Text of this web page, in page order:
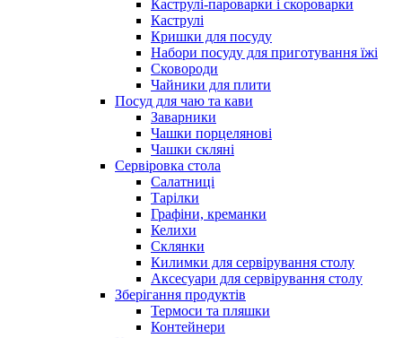
Каструлі-пароварки і скороварки
Каструлі
Кришки для посуду
Набори посуду для приготування їжі
Сковороди
Чайники для плити
Посуд для чаю та кави
Заварники
Чашки порцелянові
Чашки скляні
Сервіровка стола
Салатниці
Тарілки
Графіни, креманки
Келихи
Склянки
Килимки для сервірування столу
Аксесуари для сервірування столу
Зберігання продуктів
Термоси та пляшки
Контейнери